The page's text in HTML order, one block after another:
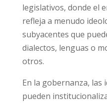
legislativos, donde el
refleja a menudo
subyacentes que
dialectos, lenguas o
otros.
En la gobernanza, las
pueden